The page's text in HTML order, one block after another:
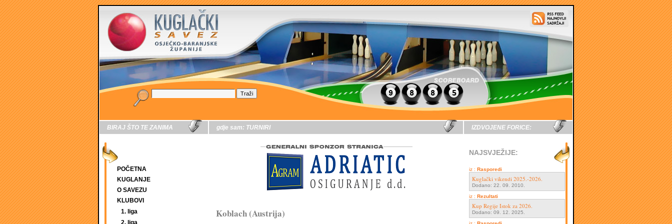
BIRAJ ŠTO TE ZANIMA
POČETNA
KUGLANJE
O SAVEZU
KLUBOVI
1. liga
2. liga
gdje sam: TURNIRI
Koblach (Austrija)
IZDVOJENE FORICE:
NAJSVJEŽIJE:
iz : Rasporedi
Kuglački vikendi 2025.-2026.
Dodano: 22. 09. 2010.
iz : Rezultati
Kup Regije Istok za 2026.
Dodano: 09. 12. 2025.